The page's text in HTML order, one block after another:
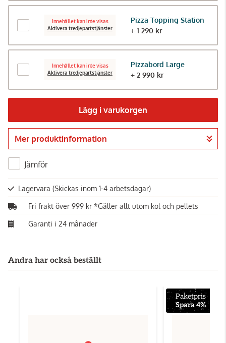
Innehållet kan inte visas
Aktivera tredjepartstjänster
Pizza Topping Station
+ 1 290 kr
Innehållet kan inte visas
Aktivera tredjepartstjänster
Pizzabord Large
+ 2 990 kr
Lägg i varukorgen
Gå till kassan
Mer produktinformation
Jämför
Lagervara (Skickas inom 1-4 arbetsdagar)
Fri frakt över 999 kr *Gäller allt utom kol och pellets
Garanti i 24 månader
Andra har också beställt
Paketpris
Spara 4%